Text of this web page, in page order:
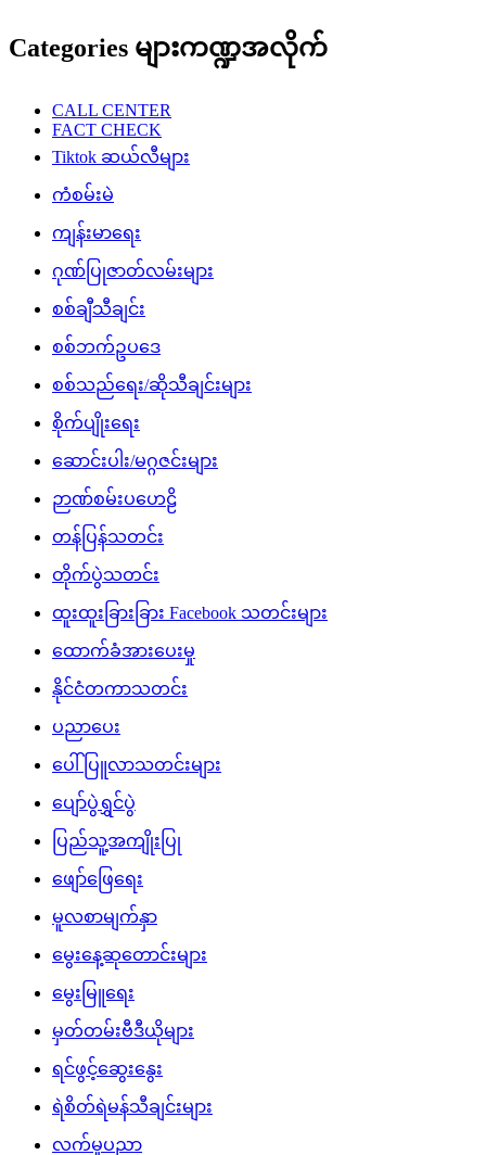
Categories များကဏ္ဍအလိုက်
CALL CENTER
FACT CHECK
Tiktok ဆယ်လီများ
ကံစမ်းမဲ
ကျန်းမာရေး
ဂုဏ်ပြုဇာတ်လမ်းများ
စစ်ချီသီချင်း
စစ်ဘက်ဥပဒေ
စစ်သည်ရေး/ဆိုသီချင်းများ
စိုက်ပျိုးရေး
ဆောင်းပါး/မဂ္ဂဇင်းများ
ဉာဏ်စမ်းပဟေဠိ
တန်ပြန်သတင်း
တိုက်ပွဲသတင်း
ထူးထူးခြားခြား Facebook သတင်းများ
ထောက်ခံအားပေးမှု
နိုင်ငံတကာသတင်း
ပညာပေး
ပေါ်ပြူလာသတင်းများ
ပျော်ပွဲရွှင်ပွဲ
ပြည်သူ့အကျိုးပြု
ဖျော်ဖြေရေး
မူလစာမျက်နှာ
မွေးနေ့ဆုတောင်းများ
မွေးမြူရေး
မှတ်တမ်းဗီဒီယိုများ
ရင်ဖွင့်ဆွေးနွေး
ရဲစိတ်ရဲမန်သီချင်းများ
လက်မှုပညာ